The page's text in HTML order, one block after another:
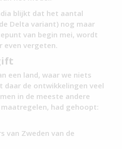
blijkt dat het aantal
Delta variant) nog maar
van begin mei, wordt
even vergeten.
een land, waar we niets
daar de ontwikkelingen veel
in de meeste andere
had gehoopt:
van Zweden van de